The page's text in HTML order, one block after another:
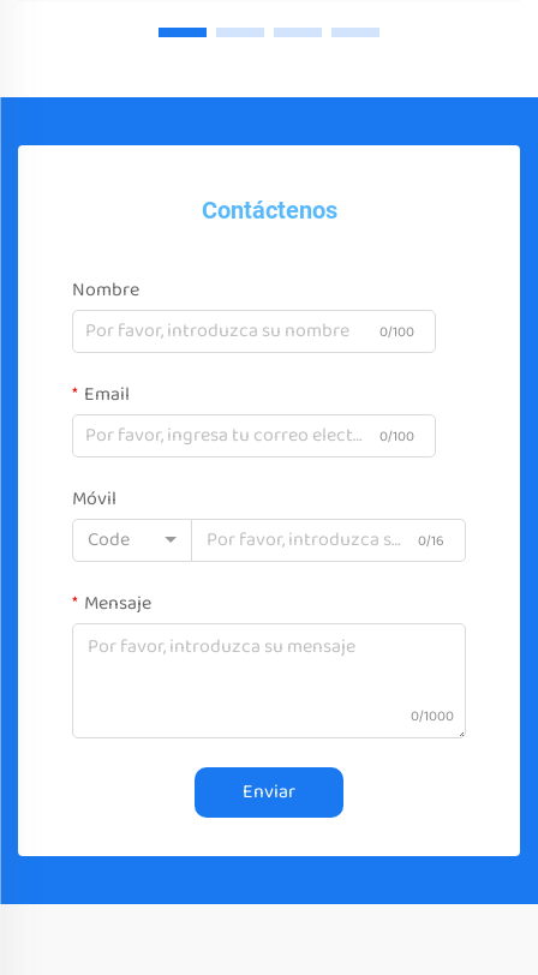
Contáctenos
Nombre
0/100
Email
0/100
Móvil
Code
0/16
Mensaje
0/1000
Enviar